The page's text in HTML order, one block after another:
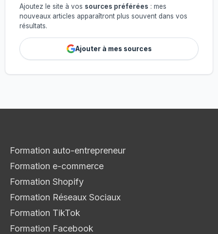
Ajoutez le site à vos sources préférées : mes
nouveaux articles apparaîtront plus souvent dans vos
résultats.
Ajouter à mes sources
Formation auto-entrepreneur
Formation e-commerce
Formation Shopify
Formation Réseaux Sociaux
Formation TikTok
Formation Facebook